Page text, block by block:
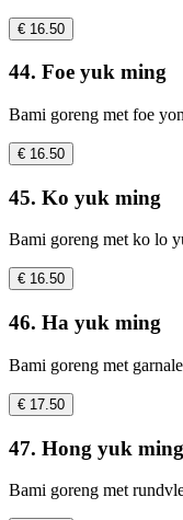
€ 16.50
44. Foe yuk ming
Bami goreng met foe
€ 16.50
45. Ko yuk ming
Bami goreng met ko lo
€ 16.50
46. Ha yuk ming
Bami goreng met
€ 17.50
47. Hong yuk ming
Bami goreng met